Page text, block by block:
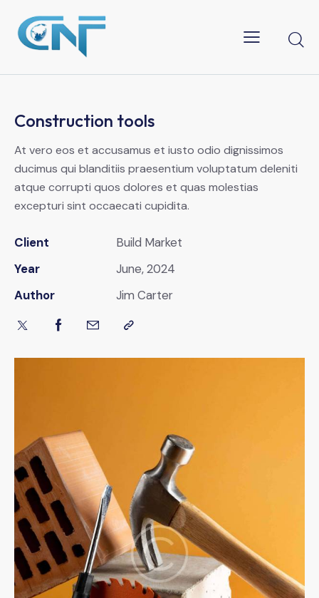
Construction tools
At vero eos et accusamus et iusto odio dignissimos
ducimus qui blanditiis praesentium voluptatum deleniti
atque corrupti quos dolores et quas molestias
excepturi sint occaecati cupidita.
Client
Build Market
Year
June, 2024
Author
Jim Carter